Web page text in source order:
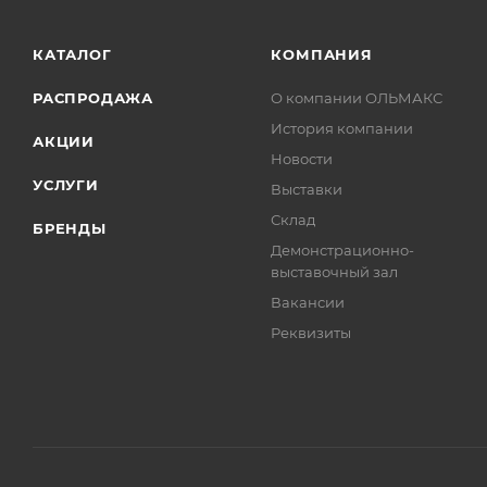
КАТАЛОГ
РАСПРОДАЖА
АКЦИИ
УСЛУГИ
БРЕНДЫ
КОМПАНИЯ
О компании ОЛЬМАКС
История компании
Новости
Выставки
Склад
Демонстрационно-
выставочный зал
Вакансии
Реквизиты